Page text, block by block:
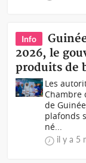
Info
2026, le
produits de
Les
Chambre
de
plafonds
né...
il y a 5